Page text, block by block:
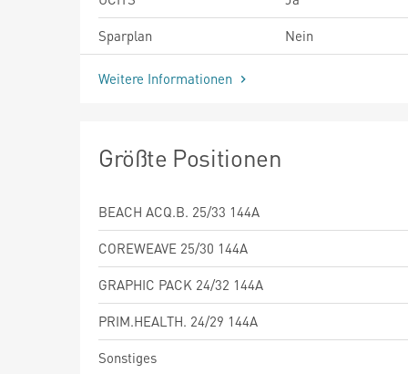
Sparplan
Nein
Weitere Informationen
Größte Positionen
BEACH ACQ.B. 25/33 144A
COREWEAVE 25/30 144A
GRAPHIC PACK 24/32 144A
PRIM.HEALTH. 24/29 144A
Sonstiges